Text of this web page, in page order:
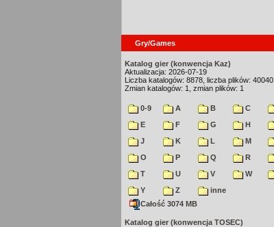
Gry/Games
Katalog gier (konwencja Kaz)
Aktualizacja: 2026-07-19
Liczba katalogów: 8878, liczba plików: 40040
Zmian katalogów: 1, zmian plików: 1
0-9 A B C
E
F G H
J
K L M
O
P Q R
T
U V W
Y
Z
inne
Całość 3074 MB
Katalog gier (konwencja TOSEC)